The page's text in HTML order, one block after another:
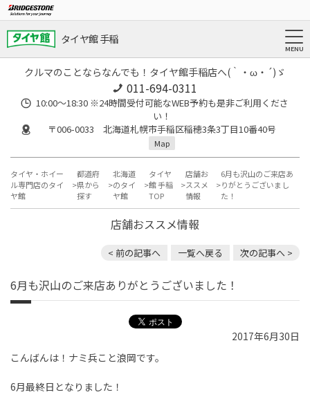
タイヤ館 手稲
クルマのことならなんでも！タイヤ館手稲店へ(｀・ω・´)ゞ
011-694-0311
10:00～18:30 ※24時間受付可能なWEB予約も是非ご利用くださ
い！
〒006-0033 北海道札幌市手稲区稲穂3条3丁目10番40号
Map
タイヤ・ホイー
ル専門店のタイ
ヤ館
都道府
県から
探す
北海道
のタイ
ヤ館
タイヤ
館 手稲
TOP
店舗お
ススメ
情報
6月も沢山のご来店あ
りがとうございまし
た！
店舗おススメ情報
< 前の記事へ 一覧へ戻る 次の記事へ >
6月も沢山のご来店ありがとうございました！
2017年6月30日
こんばんは！ナミ兵こと浪岡です。
6月最終日となりました！